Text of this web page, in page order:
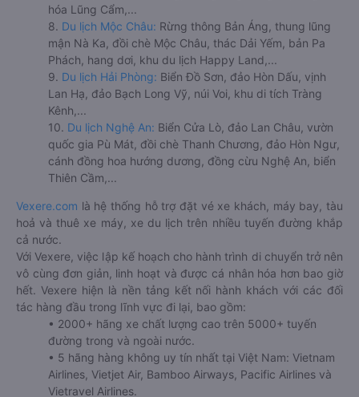
hóa Lũng Cẩm,...
8. Du lịch Mộc Châu: Rừng thông Bản Áng, thung lũng
mận Nà Ka, đồi chè Mộc Châu, thác Dải Yếm, bản Pa
Phách, hang dơi, khu du lịch Happy Land,...
9. Du lịch Hải Phòng: Biển Đồ Sơn, đảo Hòn Dấu, vịnh
Lan Hạ, đảo Bạch Long Vỹ, núi Voi, khu di tích Tràng
Kênh,...
10. Du lịch Nghệ An: Biển Cửa Lò, đảo Lan Châu, vườn
quốc gia Pù Mát, đồi chè Thanh Chương, đảo Hòn Ngư,
cánh đồng hoa hướng dương, đồng cừu Nghệ An, biển
Thiên Cầm,...
Vexere.com là hệ thống hỗ trợ đặt vé xe khách, máy bay, tàu
hoả và thuê xe máy, xe du lịch trên nhiều tuyến đường khắp
cả nước.
Với Vexere, việc lập kế hoạch cho hành trình di chuyển trở nên
vô cùng đơn giản, linh hoạt và được cá nhân hóa hơn bao giờ
hết. Vexere hiện là nền tảng kết nối hành khách với các đối
tác hàng đầu trong lĩnh vực đi lại, bao gồm:
• 2000+ hãng xe chất lượng cao trên 5000+ tuyến
đường trong và ngoài nước.
• 5 hãng hàng không uy tín nhất tại Việt Nam: Vietnam
Airlines, Vietjet Air, Bamboo Airways, Pacific Airlines và
Vietravel Airlines.